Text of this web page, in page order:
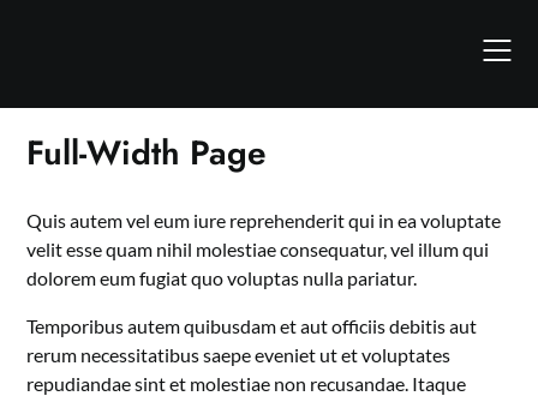
Full-Width Page
Quis autem vel eum iure reprehenderit qui in ea voluptate
velit esse quam nihil molestiae consequatur, vel illum qui
dolorem eum fugiat quo voluptas nulla pariatur.
Temporibus autem quibusdam et aut officiis debitis aut
rerum necessitatibus saepe eveniet ut et voluptates
repudiandae sint et molestiae non recusandae. Itaque